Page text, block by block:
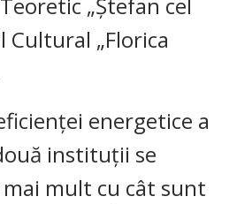
„Ștefan cel
Cultural „Florica
energetice a
instituții se
mult cu cât sunt